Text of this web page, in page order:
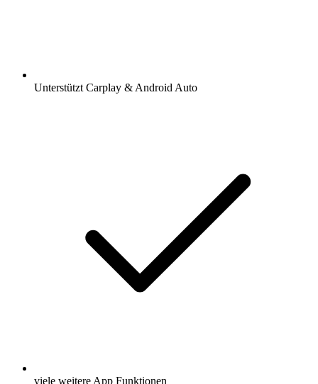
Unterstützt Carplay & Android Auto
viele weitere App Funktionen